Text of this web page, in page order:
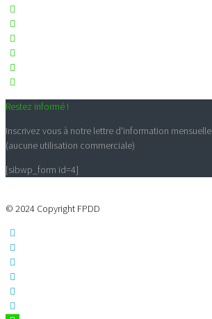
Restez informé !
Inscrivez vous à notre lettre d'information mensuelle
(aucune utilisation commerciale)
[sibwp_form id=4]
© 2024 Copyright FPDD